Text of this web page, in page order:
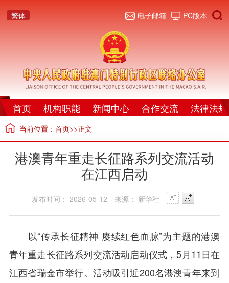
繁体 PC版本
电子邮箱
首页 机构职能 新闻中心 合作交流 法律法规
当前位置： 首页>>正文
港澳青年重走长征路系列交流活动
在江西启动
发布时间： 2026-05-12 来源： 新华社
以“传承长征精神 赓续红色血脉”为主题的港澳
青年重走长征路系列交流活动启动仪式，5月11日在
江西省瑞金市举行。活动吸引近200名港澳青年来到